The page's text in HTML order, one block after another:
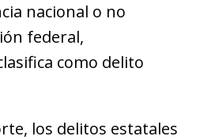
nacional o no
federal,
como delito
los delitos estatales